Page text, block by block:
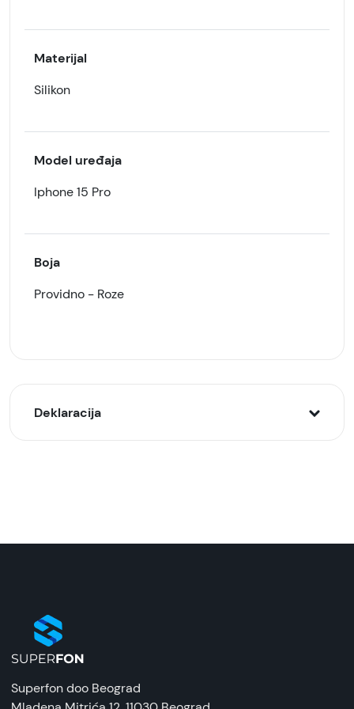
Materijal
Silikon
Model uređaja
Iphone 15 Pro
Boja
Providno - Roze
Deklaracija
Naziv i vrsta robe:
Tehnomarket
EAN:
8676424200839
Zemlja porekla:
Superfon doo Beograd